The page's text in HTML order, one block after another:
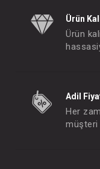
Ürün
Ürün
Adil
Her
müşteri